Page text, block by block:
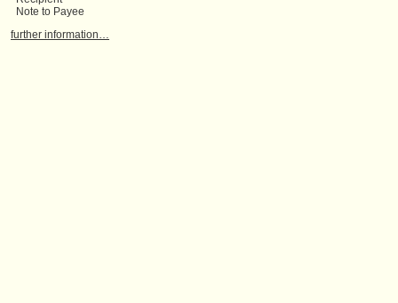
Note to Payee
further information…